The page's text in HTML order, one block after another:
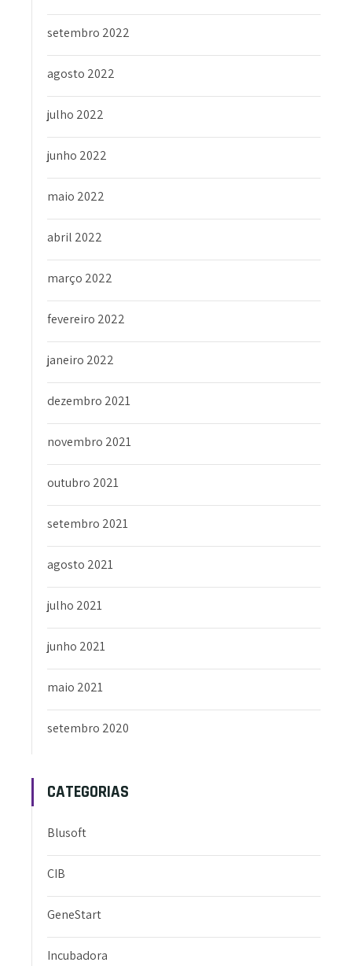
setembro 2022
agosto 2022
julho 2022
junho 2022
maio 2022
abril 2022
março 2022
fevereiro 2022
janeiro 2022
dezembro 2021
novembro 2021
outubro 2021
setembro 2021
agosto 2021
julho 2021
junho 2021
maio 2021
setembro 2020
CATEGORIAS
Blusoft
CIB
GeneStart
Incubadora